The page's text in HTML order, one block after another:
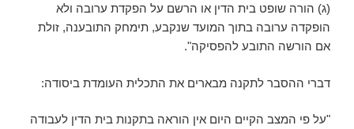
(ג) הורה שופט בית הדין או הרשם על הפקדת ערובה ולא
הופקדה ערובה בתוך המועד שנקבע, תימחק התובענה, זולת
אם הורשה התובע להפסיקה".
דברי ההסבר לתקנה מבארים את התכלית העומדת ביסודה:
"על פי המצב הקיים היום אין הוראה בתקנות בית הדין לעבודה